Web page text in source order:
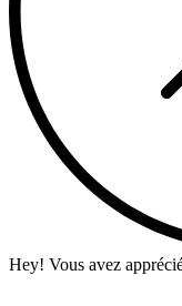
Hey! Vous avez